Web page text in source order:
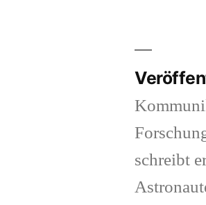
schreibt